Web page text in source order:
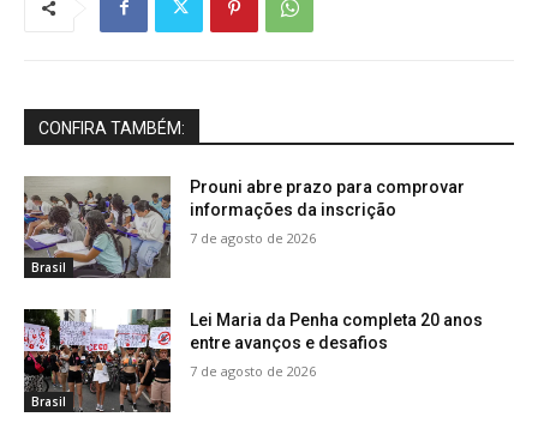
CONFIRA TAMBÉM:
Brasil
Prouni abre prazo para comprovar
informações da inscrição
7 de agosto de 2026
Brasil
Lei Maria da Penha completa 20 anos
entre avanços e desafios
7 de agosto de 2026